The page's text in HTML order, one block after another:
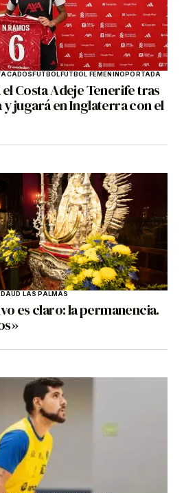
FÚTBOLFÚTBOL FEMENINOPORTADA
Costa Adeje Tenerife tras
y jugará en Inglaterra con el
UD LAS PALMAS
es claro: la permanencia.